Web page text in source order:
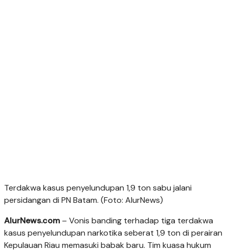
Terdakwa kasus penyelundupan 1,9 ton sabu jalani
persidangan di PN Batam. (Foto: AlurNews)
AlurNews.com – Vonis banding terhadap tiga terdakwa
kasus penyelundupan narkotika seberat 1,9 ton di perairan
Kepulauan Riau memasuki babak baru. Tim kuasa hukum